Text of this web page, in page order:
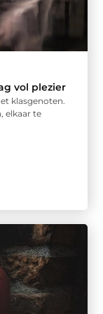
vol plezier
klasgenoten.
elkaar te